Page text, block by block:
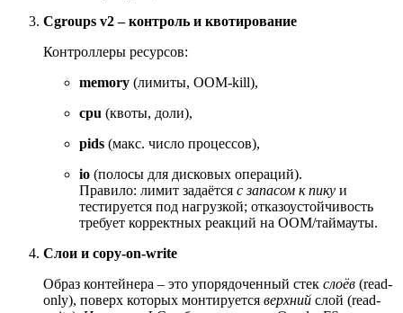
Cgroups v2 – контроль и квотирование
Контроллеры ресурсов:
memory (лимиты, OOM-kill),
cpu (квоты, доли),
pids (макс. число процессов),
io (полосы для дисковых операций).
Правило: лимит задаётся с запасом к пику и
тестируется под нагрузкой; отказоустойчивость
требует корректных реакций на OOM/таймауты.
Слои и copy-on-write
Образ контейнера – это упорядоченный стек слоёв (read-
only), поверх которых монтируется верхний слой (read-